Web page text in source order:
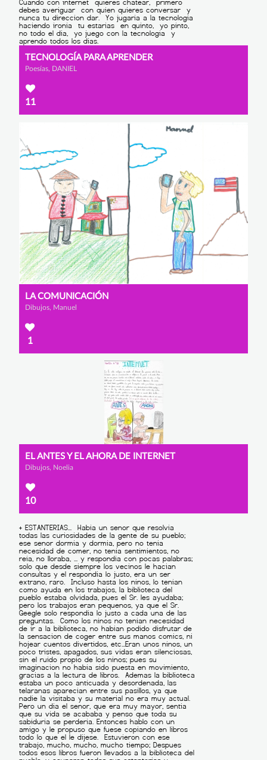
TECNOLOGÍA PARA APRENDER
Poesías, DANIEL
11
LA COMUNICACIÓN
Dibujos, Manuel
1
EL ANTES Y EL AHORA DE INTERNET
Dibujos, Noelia
10